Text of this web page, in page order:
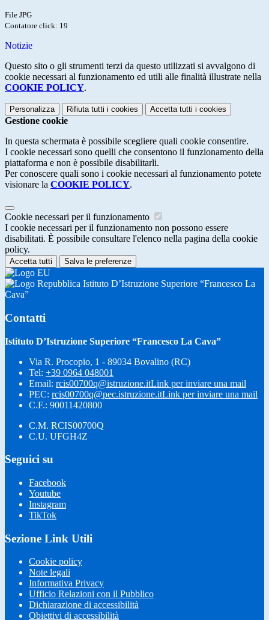
File JPG
Contatore click: 19
Notizie
Questo sito o gli strumenti terzi da questo utilizzati si avvalgono di
cookie necessari al funzionamento ed utili alle finalità illustrate nella
COOKIE POLICY.
Personalizza Rifiuta tutti i cookies Accetta tutti i cookies
Gestione cookie
In questa schermata è possibile scegliere quali cookie consentire.
I cookie necessari sono quelli che consentono il funzionamento della
piattaforma e non è possibile disabilitarli.
Per conoscere quali sono i cookie necessari al funzionamento potete
visionare la COOKIE POLICY.
Cookie necessari per il funzionamento
I cookie necessari per il funzionamento non possono essere
disabilitati. È possibile consultare l'elenco nella pagina della cookie
policy.
Accetta tutti Salva le preferenze
Istituto D’Istruzione Superiore “Francesco La
Cava”
Contatti
Istituto D’Istruzione Superiore “Francesco La Cava”
Via R. Procopio, 1 - 89034 Bovalino (RC)
Tel: +39 0964 048001
Email: rcis00700q@istruzione.itLink per inviare una mail
PEC: rcis00700q@pec.istruzione.itLink per inviare una mail
C.F.: 90011420800
C.M. RCIS00700Q
C.U. UFGH4Z
Seguici su
Facebook
Youtube
Instagram
TikTok
Sezione Link Utili
Cookie policy
Note legali
Informativa Privacy
Ufficio Relazioni con il Pubblico
Dichiarazione di accessibilità
Obiettivi di accessibilità